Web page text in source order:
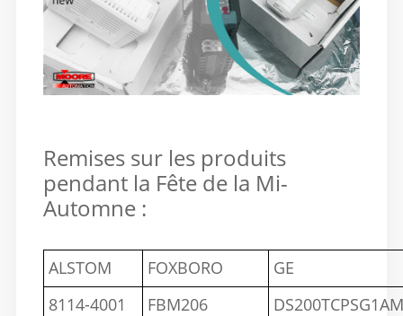
Remises sur les produits
pendant la Fête de la Mi-
Automne :
ALSTOM FOXBORO
GE
8114-4001
FBM206